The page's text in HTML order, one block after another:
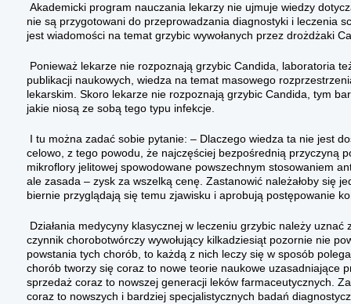
Akademicki program nauczania lekarzy nie ujmuje wiedzy
nie są przygotowani do przeprowadzania diagnostyki i leczenia
jest wiadomości na temat grzybic wywołanych przez drożdżaki
Ponieważ lekarze nie rozpoznają grzybic Candida, laboratoria
publikacji naukowych, wiedza na temat masowego
lekarskim. Skoro lekarze nie rozpoznają grzybic Candida, tym
jakie niosą ze sobą tego typu infekcje.
I tu można zadać sobie pytanie: – Dlaczego wiedza ta nie jest
celowo, z tego powodu, że najczęściej bezpośrednią przyczyną
mikroflory jelitowej spowodowane powszechnym stosowaniem
ale zasada – zysk za wszelką cenę. Zastanowić należałoby się
biernie przyglądają się temu zjawisku i aprobują postępowanie
Działania medycyny klasycznej w leczeniu grzybic należy
czynnik chorobotwórczy wywołujący kilkadziesiąt pozornie nie
powstania tych chorób, to każdą z nich leczy się w sposób
chorób tworzy się coraz to nowe teorie naukowe uzasadniające
sprzedaż coraz to nowszej generacji leków farmaceutycznych.
coraz to nowszych i bardziej specjalistycznych badań